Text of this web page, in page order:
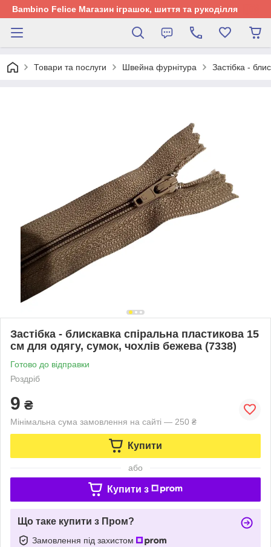
Bambino Felice Магазин іграшок, шиття та рукоділля
Товари та послуги Швейна фурнітура Застібка -
Застібка - блискавка спіральна пластикова 15
см для одягу, сумок, чохлів бежева (7338)
Готово до відправки
Роздріб
9 ₴
Мінімальна сума замовлення на сайті — 250 ₴
Купити
або
Купити з
Що таке купити з Пром?
Замовлення під захистом